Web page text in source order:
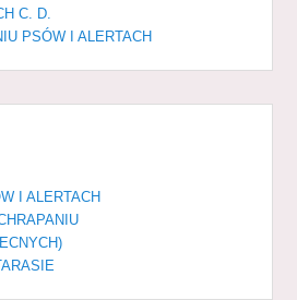
C. D.
PSÓW I ALERTACH
I ALERTACH